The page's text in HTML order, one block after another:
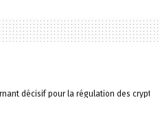
décisif pour la régulation des